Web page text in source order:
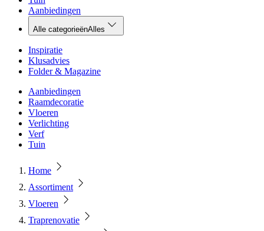
Aanbiedingen
Alle categorieënAlles
Inspiratie
Klusadvies
Folder & Magazine
Aanbiedingen
Raamdecoratie
Vloeren
Verlichting
Verf
Tuin
Home
Assortiment
Vloeren
Traprenovatie